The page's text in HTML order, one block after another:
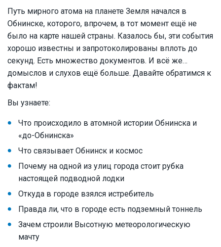
Путь мирного атома на планете Земля начался в
Обнинске, которого, впрочем, в тот момент ещё не
было на карте нашей страны. Казалось бы, эти события
хорошо известны и запротоколированы вплоть до
секунд. Есть множество документов. И всё же…
домыслов и слухов ещё больше. Давайте обратимся к
фактам!
Вы узнаете:
Что происходило в атомной истории Обнинска и
«до-Обнинска»
Что связывает Обнинск и космос
Почему на одной из улиц города стоит рубка
настоящей подводной лодки
Откуда в городе взялся истребитель
Правда ли, что в городе есть подземный тоннель
Зачем строили Высотную метеорологическую
мачту